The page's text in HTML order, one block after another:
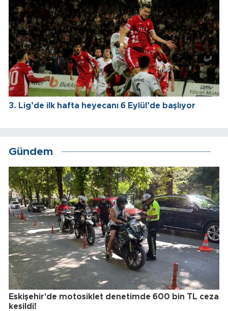
3. Lig’de ilk hafta heyecanı 6 Eylül’de başlıyor
Gündem
Eskişehir'de motosiklet denetimde 600 bin TL ceza
kesildi!